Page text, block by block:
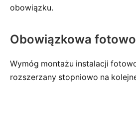
obowiązku.
Obowiązkowa
Wymóg montażu instalacji
rozszerzany stopniowo na